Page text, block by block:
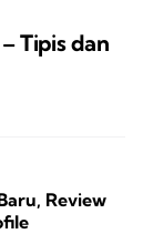
Tipis dan
Review